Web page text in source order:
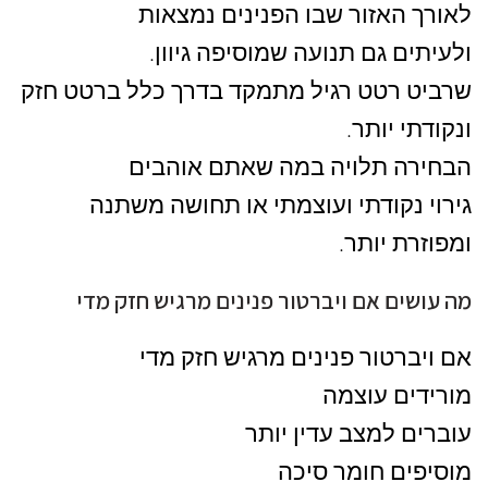
לאורך האזור שבו הפנינים נמצאות
ולעיתים גם תנועה שמוסיפה גיוון.
שרביט רטט רגיל מתמקד בדרך כלל ברטט חזק
ונקודתי יותר.
הבחירה תלויה במה שאתם אוהבים
גירוי נקודתי ועוצמתי או תחושה משתנה
ומפוזרת יותר.
מה עושים אם ויברטור פנינים מרגיש חזק מדי
אם ויברטור פנינים מרגיש חזק מדי
מורידים עוצמה
עוברים למצב עדין יותר
מוסיפים חומר סיכה